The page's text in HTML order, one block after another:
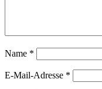
Name *
E-Mail-Adresse *